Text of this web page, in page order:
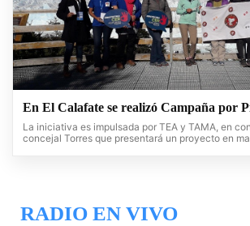
En El Calafate se realizó Campaña por
La iniciativa es impulsada por TEA y TAMA, en
concejal Torres que presentará un proyecto en
RADIO EN VIVO